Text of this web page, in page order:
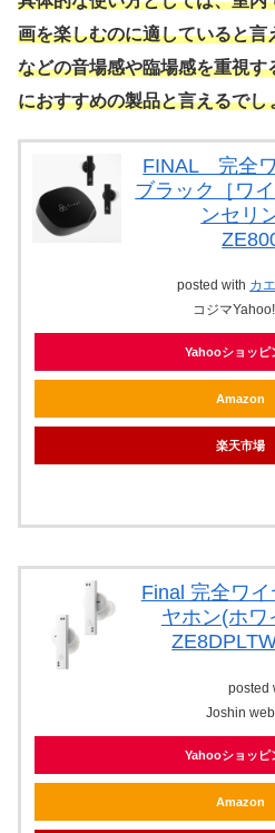
画を楽しむのに適していると
などの音場感や臨場感を重視
におすすめの製品と言えるでし
FINAL 完全
ブラック［ワ
ンセリ
posted with カ
コジマ
Yahooショッピ
Amazon
楽天市場
Final 完全ワ
ヤホン(ホワ
posted
Joshin web
Yahooショッピ
Amazon